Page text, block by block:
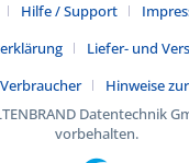
Hilfe / Support
Liefer- und
Hinweise
Datentechnik
vorbehalten.